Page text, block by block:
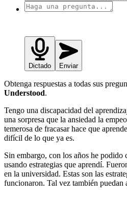
Dictado Enviar
Obtenga respuestas a todas sus
Understood.
Tengo una discapacidad del
una sorpresa que la ansiedad la
temerosa de fracasar hace que
difícil de lo que ya es.
Sin embargo, con los años he podido
usando estrategias que aprendí.
en la universidad. Estas son las
funcionaron. Tal vez también puedan